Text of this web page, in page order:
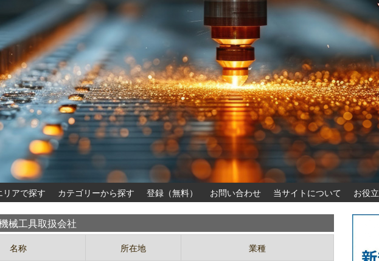
リアで探す カテゴリーから探す 登録（無料） お問い合わせ 当サイトについて お役
械工具取扱会社
名称 所在地 業種